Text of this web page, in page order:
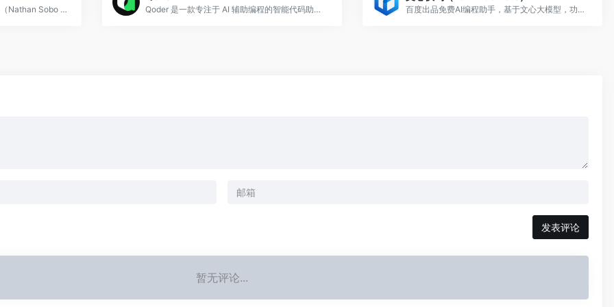
Zed 是由 Atom 编辑器原创团队（Nathan Sobo 等）打造的新一代高性能代码编辑器，于 2024 年正式开源。 Qoder 是一款专注于 AI 辅助编程的智能代码助手工具，旨在通过人工智能技术提升开发者的编程效率。 百度出品免费AI编程助手，基于文心大模型，功能丰富
发表评论
暂无评论...